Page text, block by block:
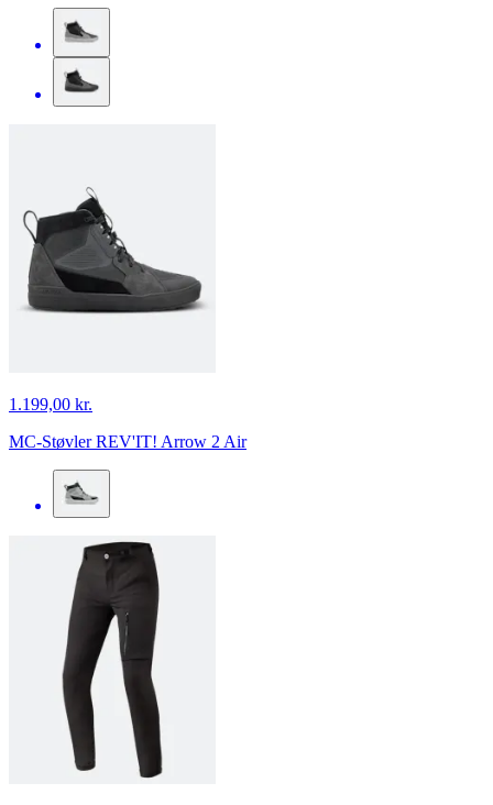
1.199,00 kr.
MC-Støvler REV'IT! Arrow 2 Air